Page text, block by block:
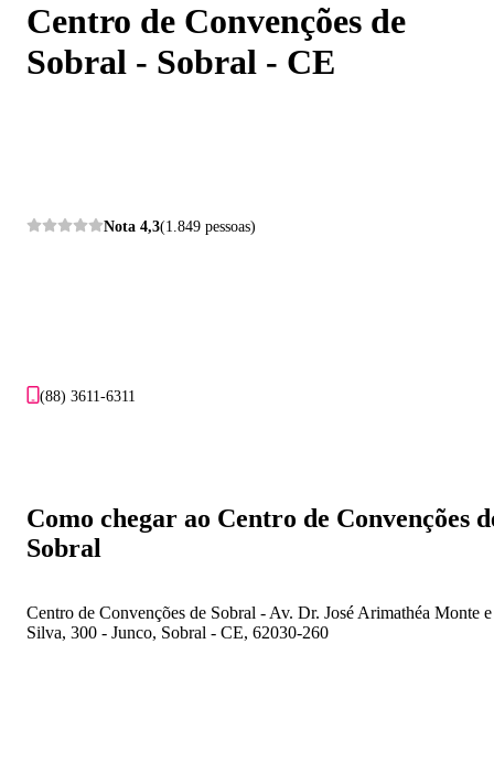
Centro de Convenções de
Sobral - Sobral - CE
Nota 4,3(1.849 pessoas)
(88) 3611-6311
Como chegar ao Centro de Convenções
Sobral
Centro de Convenções de Sobral - Av. Dr. José Arimathéa Monte e
Silva, 300 - Junco, Sobral - CE, 62030-260